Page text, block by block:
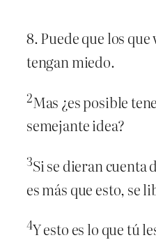
8. Puede que los
tengan miedo.
2Mas ¿es posible
semejante idea?
3Si se dieran cuenta
es más que esto, se
4Y esto es lo que tú